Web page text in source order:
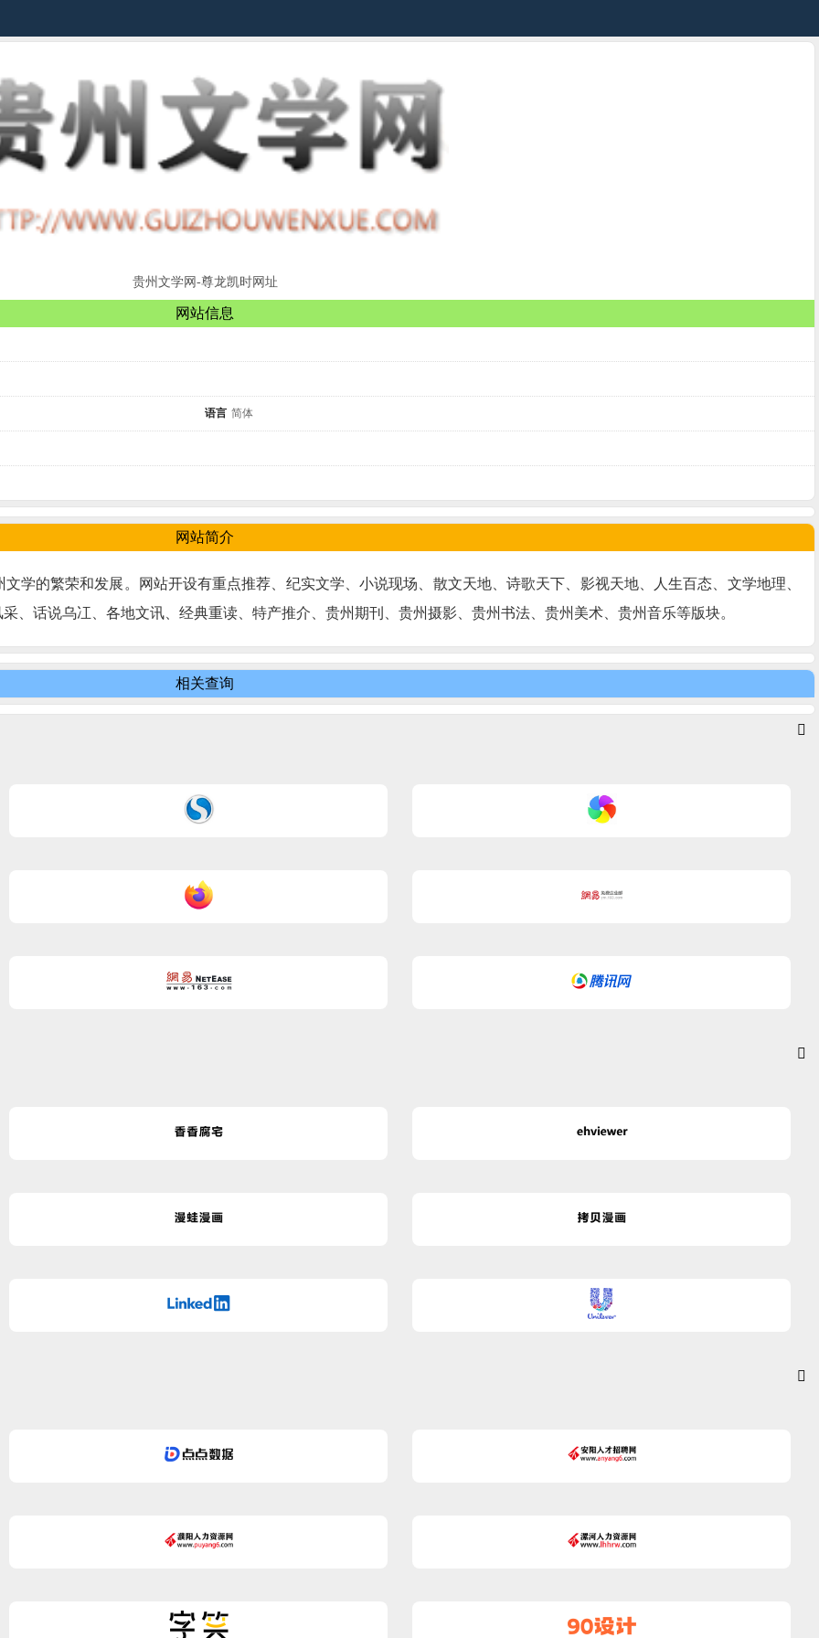
贵州文学网-尊龙凯时网址
网站信息
语言 简体
网站简介
学的繁荣和发展。网站开设有重点推荐、纪实文学、小说现场、散文天地、诗歌天下、影视天地、人生百态、文学地理、
、话说乌冮、各地文讯、经典重读、特产推介、贵州期刊、贵州摄影、贵州书法、贵州美术、贵州音乐等版块。
相关查询